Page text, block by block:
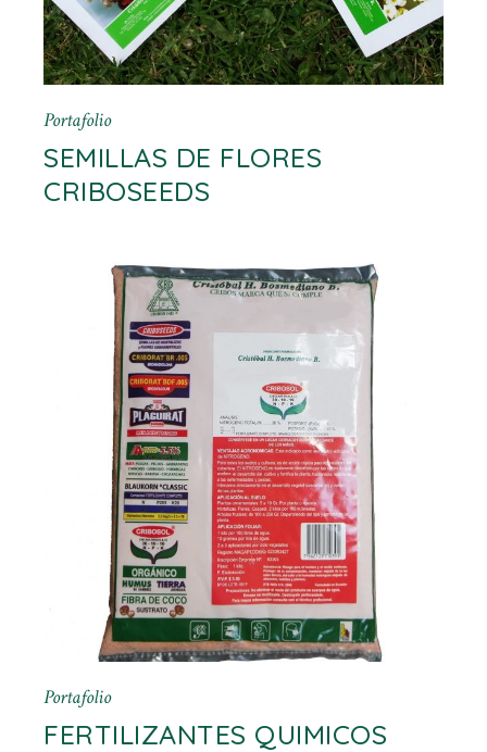
Portafolio
SEMILLAS DE FLORES
CRIBOSEEDS
Portafolio
FERTILIZANTES QUIMICOS